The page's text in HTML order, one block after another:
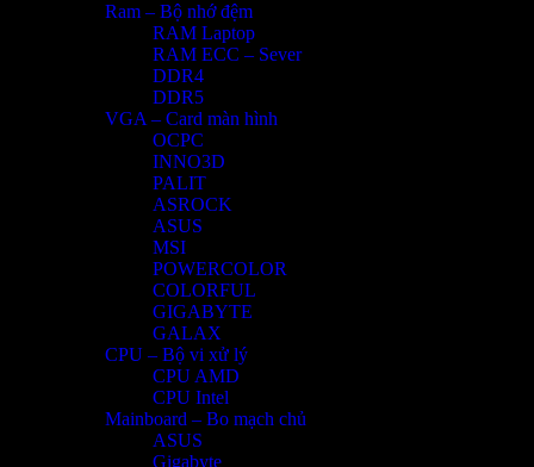
Ram – Bộ nhớ đệm
RAM Laptop
RAM ECC – Sever
DDR4
DDR5
VGA – Card màn hình
OCPC
INNO3D
PALIT
ASROCK
ASUS
MSI
POWERCOLOR
COLORFUL
GIGABYTE
GALAX
CPU – Bộ vi xử lý
CPU AMD
CPU Intel
Mainboard – Bo mạch chủ
ASUS
Gigabyte